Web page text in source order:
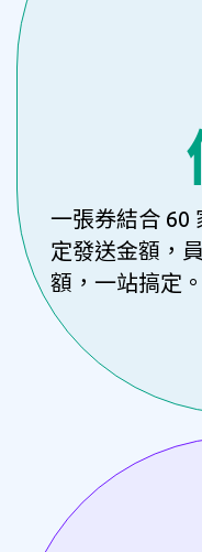
一張券結合 60
定發送金額，
額，一站搞定。